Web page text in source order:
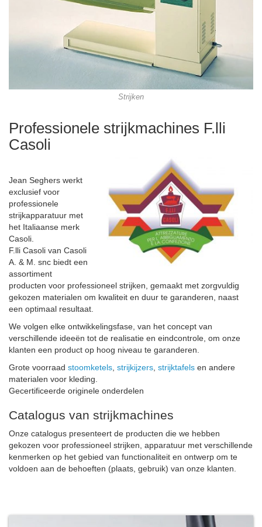
Strijken
Professionele strijkmachines F.lli
Casoli
Jean Seghers werkt
exclusief voor
professionele
strijkapparatuur met
het Italiaanse merk
Casoli.
F.lli Casoli van Casoli
A. & M. snc biedt een
assortiment
producten voor professioneel strijken, gemaakt met zorgvuldig
gekozen materialen om kwaliteit en duur te garanderen, naast
een optimaal resultaat.
We volgen elke ontwikkelingsfase, van het concept van
verschillende ideeën tot de realisatie en eindcontrole, om onze
klanten een product op hoog niveau te garanderen.
Grote voorraad stoomketels strijkijzers strijktafels en andere
materialen voor kleding.
Gecertificeerde originele onderdelen
Catalogus van strijkmachines
Onze catalogus presenteert de producten die we hebben
gekozen voor professioneel strijken, apparatuur met verschillende
kenmerken op het gebied van functionaliteit en ontwerp om te
voldoen aan de behoeften (plaats, gebruik) van onze klanten.